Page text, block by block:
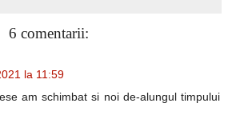
6 comentarii:
la 11:59
am schimbat si noi de-alungul timpului